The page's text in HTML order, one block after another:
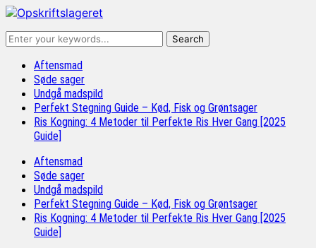
Aftensmad
Søde sager
Undgå madspild
Perfekt Stegning Guide – Kød, Fisk og Grøntsager
Ris Kogning: 4 Metoder til Perfekte Ris Hver Gang [2025
Guide]
Aftensmad
Søde sager
Undgå madspild
Perfekt Stegning Guide – Kød, Fisk og Grøntsager
Ris Kogning: 4 Metoder til Perfekte Ris Hver Gang [2025
Guide]